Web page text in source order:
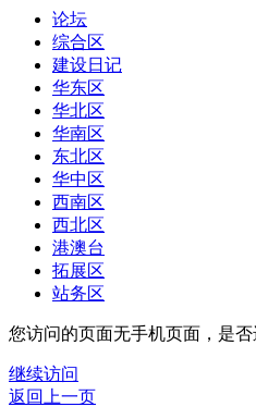
论坛
综合区
建设日记
华东区
华北区
华南区
东北区
华中区
西南区
西北区
港澳台
拓展区
站务区
您访问的页面无手机页面，是
继续访问
返回上一页